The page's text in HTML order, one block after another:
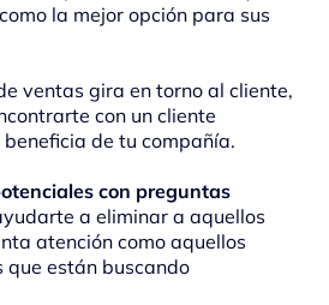
la mejor opción para sus
ventas gira en torno al cliente,
con un cliente
de tu compañía.
con preguntas
a eliminar a aquellos
atención como aquellos
que están buscando